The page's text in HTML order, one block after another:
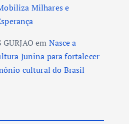
Milhares e
em Nasce a
Junina para fortalecer
cultural do Brasil